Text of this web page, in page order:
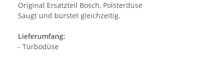
Original Ersatzteil Bosch, Polsterdüse
Saugt und bürstet gleichzeitig.
Lieferumfang:
- Turbodüse